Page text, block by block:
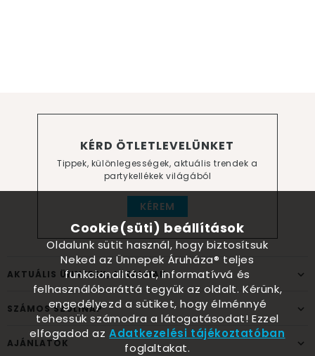
KÉRD ÖTLETLEVELÜNKET
Tippek, különlegességek, aktuális trendek a
partykellékek világából
KÉREM
AKTUÁLIS ÜNNEPEK, ALKALMAK
SZÁMOS SZÜLINAP
AJÁNLATOK
Cookie(süti) beállítások
Oldalunk sütit használ, hogy biztosítsuk
Neked az Ünnepek Áruháza® teljes
funkcionalitását, informatívvá és
felhasználóbaráttá tegyük az oldalt. Kérünk,
engedélyezd a sütiket, hogy élménnyé
tehessük számodra a látogatásodat! Ezzel
elfogadod azAdatkezelési tájékoztatóban
foglaltakat.